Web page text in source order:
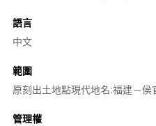
語言
中文
範圍
原刻出土地點現代地名:福建－侯
管理權